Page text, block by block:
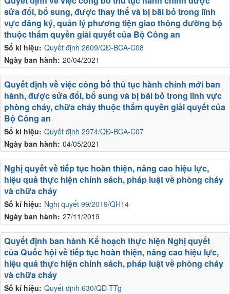
Số kí hiệu: Quyết định 2609/QĐ-BCA-C08
Ngày ban hành: 20/04/2021
sửa đổi, bổ sung, được thay thế và bị bãi bỏ trong lĩnh
vực đăng ký, quản lý phương tiện giao thông đường bộ
thuộc thẩm quyền giải quyết của Bộ Công an
Số kí hiệu: Quyết định 2974/QĐ-BCA-C07
Ngày ban hành: 04/05/2021
Quyết định về việc công bố thủ tục hành chính mới ban
hành, được sửa đổi, bổ sung và bị bãi bỏ trong lĩnh vực
phòng cháy, chữa cháy thuộc thẩm quyền giải quyết của
Bộ Công an
Số kí hiệu: Nghị quyết 99/2019/QH14
Ngày ban hành: 27/11/2019
Nghị quyết về tiếp tục hoàn thiện, nâng cao hiệu lực,
hiệu quả thực hiện chính sách, pháp luật về phòng cháy
và chữa cháy
Số kí hiệu: Quyết định 630/QĐ-TTg
Quyết định ban hành Kế hoạch thực hiện Nghị quyết
của Quốc hội về tiếp tục hoàn thiện, nâng cao hiệu lực,
hiệu quả thực hiện chính sách, pháp luật về phòng cháy
và chữa cháy